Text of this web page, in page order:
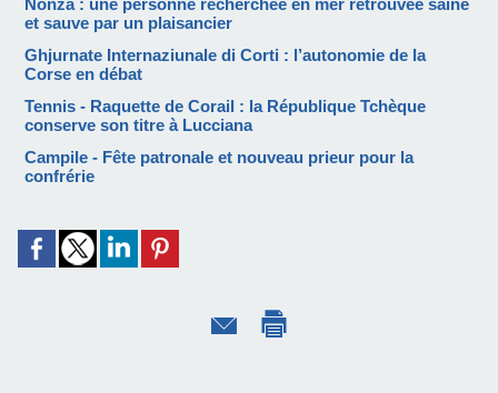
et sauve par un plaisancier
Ghjurnate Internaziunale di Corti : l’autonomie de la
Corse en débat
Tennis - Raquette de Corail : la République Tchèque
conserve son titre à Lucciana
Campile - Fête patronale et nouveau prieur pour la
confrérie